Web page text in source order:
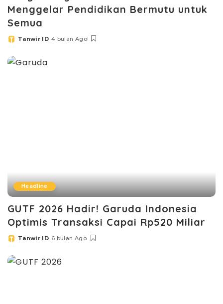
Menggelar Pendidikan Bermutu untuk
Semua
Posted
Tanwir ID 4 bulan Ago
Headline
GUTF 2026 Hadir! Garuda Indonesia
Optimis Transaksi Capai Rp520 Miliar
Posted
Tanwir ID 6 bulan Ago